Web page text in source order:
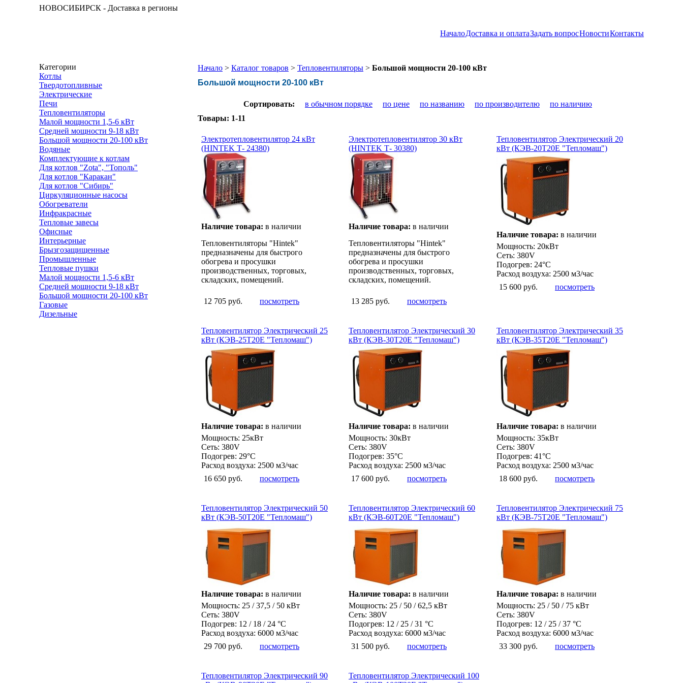
НОВОСИБИРСК - Доставка в регионы
НачалоДоставка и оплатаЗадать вопросНовостиКонтакты
Категории
Котлы
Твердотопливные
Электрические
Печи
Тепловентиляторы
Малой мощности 1,5-6 кВт
Средней мощности 9-18 кВт
Большой мощности 20-100 кВт
Водяные
Комплектующие к котлам
Для котлов "Zota", "Тополь"
Для котлов "Каракан"
Для котлов "Сибирь"
Циркуляционные насосы
Обогреватели
Инфракрасные
Тепловые завесы
Офисные
Интерьерные
Брызгозащищенные
Промышленные
Тепловые пушки
Малой мощности 1,5-6 кВт
Средней мощности 9-18 кВт
Большой мощности 20-100 кВт
Газовые
Дизельные
Начало > Каталог товаров > Тепловентиляторы > Большой мощности 20-100 кВт
Большой мощности 20-100 кВт
Сортировать: в обычном порядке по цене по названию по производителю
по наличию
Товары: 1-11
Электротепловентилятор 24 кВт
(HINTEK Т- 24380)
Наличие товара: в наличии
Тепловентиляторы "Hintek"
предназначены для быстрого
обогрева и просушки
производственных, торговых,
складских, помещений.
12 705 руб. посмотреть
Электротепловентилятор 30 кВт
(HINTEK Т- 30380)
Наличие товара: в наличии
Тепловентиляторы "Hintek"
предназначены для быстрого
обогрева и просушки
производственных, торговых,
складских, помещений.
13 285 руб. посмотреть
Тепловентилятор Электрический 20
кВт (КЭВ-20Т20Е "Тепломаш")
Наличие товара: в наличии
Мощность: 20кВт
Сеть: 380V
Подогрев: 24°С
Расход воздуха: 2500 м3/час
15 600 руб.
посмотреть
Тепловентилятор Электрический 25
кВт (КЭВ-25Т20Е "Тепломаш")
Наличие товара: в наличии
Мощность: 25кВт
Сеть: 380V
Подогрев: 29°С
Расход воздуха: 2500 м3/час
16 650 руб.
посмотреть
Тепловентилятор Электрический 30
кВт (КЭВ-30Т20Е "Тепломаш")
Наличие товара: в наличии
Мощность: 30кВт
Сеть: 380V
Подогрев: 35°С
Расход воздуха: 2500 м3/час
17 600 руб.
посмотреть
Тепловентилятор Электрический 35
кВт (КЭВ-35Т20Е "Тепломаш")
Наличие товара: в наличии
Мощность: 35кВт
Сеть: 380V
Подогрев: 41°С
Расход воздуха: 2500 м3/час
18 600 руб.
посмотреть
Тепловентилятор Электрический 50
кВт (КЭВ-50Т20Е "Тепломаш")
Наличие товара: в наличии
Мощность: 25 / 37,5 / 50 кВт
Сеть: 380V
Подогрев: 12 / 18 / 24 °С
Расход воздуха: 6000 м3/час
29 700 руб.
посмотреть
Тепловентилятор Электрический 60
кВт (КЭВ-60Т20Е "Тепломаш")
Наличие товара: в наличии
Мощность: 25 / 50 / 62,5 кВт
Сеть: 380V
Подогрев: 12 / 25 / 31 °С
Расход воздуха: 6000 м3/час
31 500 руб.
посмотреть
Тепловентилятор Электрический 75
кВт (КЭВ-75Т20Е "Тепломаш")
Наличие товара: в наличии
Мощность: 25 / 50 / 75 кВт
Сеть: 380V
Подогрев: 12 / 25 / 37 °С
Расход воздуха: 6000 м3/час
33 300 руб.
посмотреть
Тепловентилятор Электрический 90
Тепловентилятор Электрический 100